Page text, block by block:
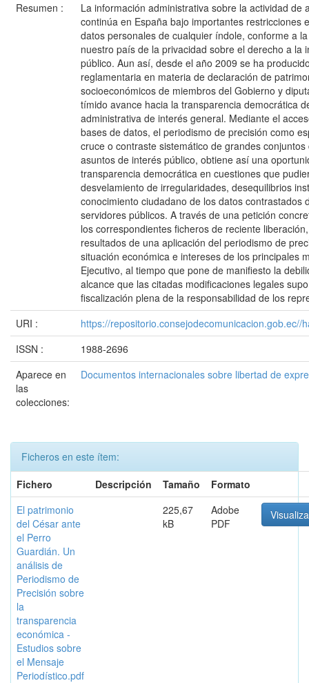
Resumen :
La información administrativa sobre la actividad de
continúa en España bajo importantes restricciones
datos personales de cualquier índole, conforme a
nuestro país de la privacidad sobre el derecho a la
público. Aun así, desde el año 2009 se ha
reglamentaria en materia de declaración de
socioeconómicos de miembros del Gobierno y
tímido avance hacia la transparencia democrática
administrativa de interés general. Mediante el
bases de datos, el periodismo de precisión como
cruce o contraste sistemático de grandes
asuntos de interés público, obtiene así una
transparencia democrática en cuestiones que
desvelamiento de irregularidades, desequilibrios
conocimiento ciudadano de los datos contrastados
servidores públicos. A través de una petición
los correspondientes ficheros de reciente
resultados de una aplicación del periodismo de
situación económica e intereses de los principales
Ejecutivo, al tiempo que pone de manifiesto la
alcance que las citadas modificaciones legales
fiscalización plena de la responsabilidad de los
URI :
https://repositorio.consejodecomunicacion.gob.ec//
ISSN :
1988-2696
Aparece en
las
colecciones:
Documentos internacionales sobre libertad de
Ficheros en este ítem:
Fichero
Descripción Tamaño
Formato
El patrimonio
del César ante
el Perro
Guardián. Un
análisis de
Periodismo de
Precisión sobre
la
transparencia
económica -
Estudios sobre
el Mensaje
Periodístico.pdf
225,67
kB
Adobe
PDF